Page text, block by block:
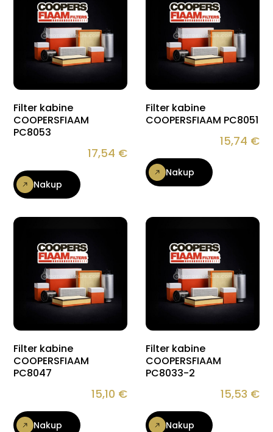
Filter kabine
COOPERSFIAAM
PC8053
17,54 €
Nakup
Filter kabine
COOPERSFIAAM PC8051
15,74 €
Nakup
Filter kabine
COOPERSFIAAM
PC8047
15,10 €
Nakup
Filter kabine
COOPERSFIAAM
PC8033-2
15,53 €
Nakup